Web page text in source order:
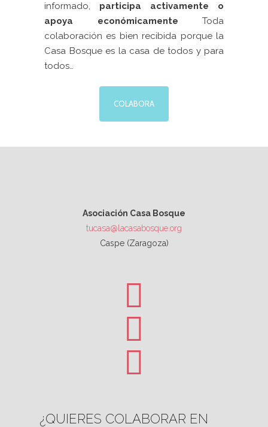
informado, participa activamente o
apoya económicamente Toda
colaboración es bien recibida porque la
Casa Bosque es la casa de todos y para
todos…
COLABORA
Asociación Casa Bosque
tucasa@lacasabosque.org
Caspe (Zaragoza)
¿QUIERES COLABORAR EN